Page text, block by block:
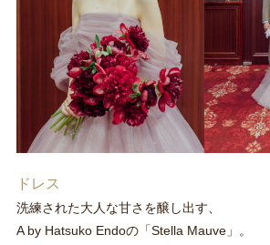
ドレス
洗練された大人な甘さを醸し出す、
A by Hatsuko Endoの「Stella Mauve」。